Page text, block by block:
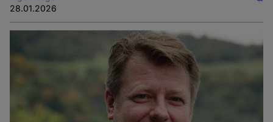
28.01.2026